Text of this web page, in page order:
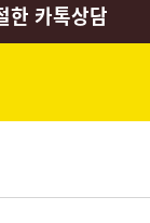
한 카톡상담